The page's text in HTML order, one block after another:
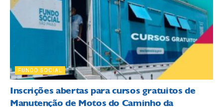
FUNDO SOCIAL
Inscrições abertas para cursos gratuitos de
Manutenção de Motos do Caminho da